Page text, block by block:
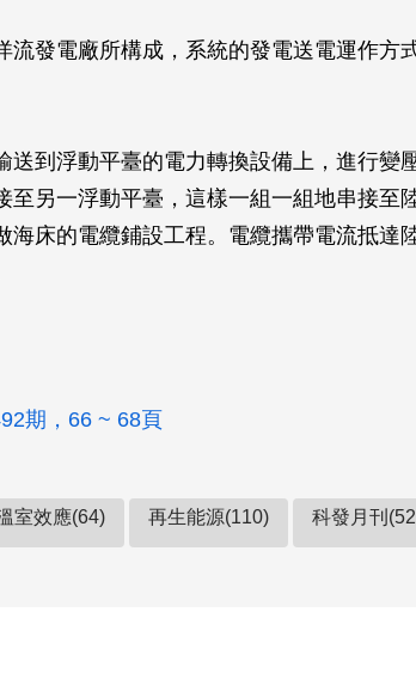
流發電廠所構成，系統的發電送電運作方
送到浮動平臺的電力轉換設備上，進行變
另一浮動平臺，這樣一組一組地串接至
海床的電纜鋪設工程。電纜攜帶電流抵達
期，66 ~ 68頁
室效應(64) 再生能源(110) 科發月刊